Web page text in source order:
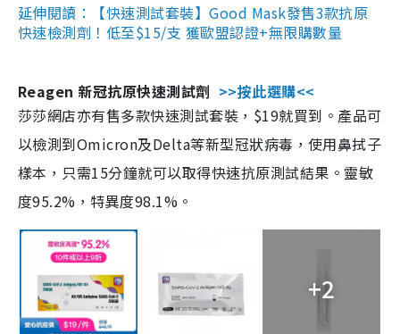
延伸閱讀：【快速測試套裝】Good Mask發售3款抗原
快速檢測劑！低至$15/支 獲歐盟認證+無限購數量
Reagen 新冠抗原快速測試劑 >>按此選購<<
莎莎網店亦有售多款快速測試套裝，$19就買到。產品可
以檢測到Omicron及Delta等新型冠狀病毒，使用鼻拭子
樣本，只需15分鐘就可以取得快速抗原測試結果。靈敏
度95.2%，特異度98.1%。
+2